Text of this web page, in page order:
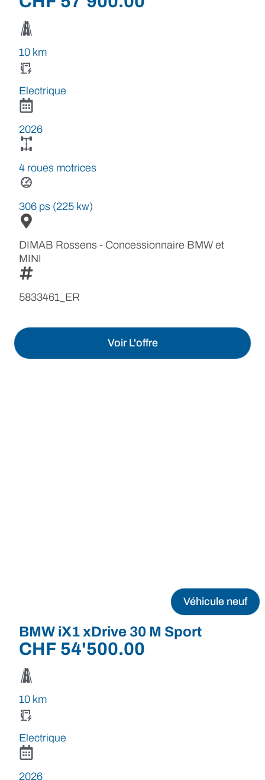
10 km
Electrique
2026
4 roues motrices
306 ps (225 kw)
DIMAB Rossens - Concessionnaire BMW et
MINI
5833461_ER
Voir L'offre
Véhicule neuf
BMW iX1 xDrive 30 M Sport
CHF 54'500.00
10 km
Electrique
2026